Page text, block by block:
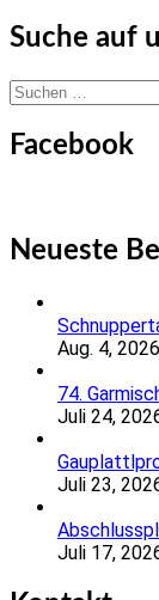
Suche auf
Suchen
nach:
Facebook
Neueste
Aug. 4, 2026
74.
Juli 24,
Juli 23,
Juli 17,